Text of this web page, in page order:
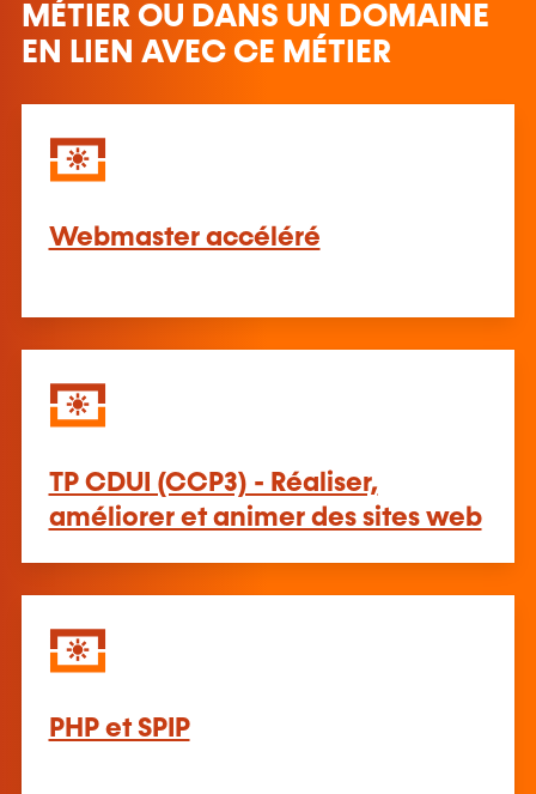
MÉTIER OU DANS UN DOMAINE
EN LIEN AVEC CE MÉTIER
Webmaster accéléré
TP CDUI (CCP3) - Réaliser,
améliorer et animer des sites web
PHP et SPIP